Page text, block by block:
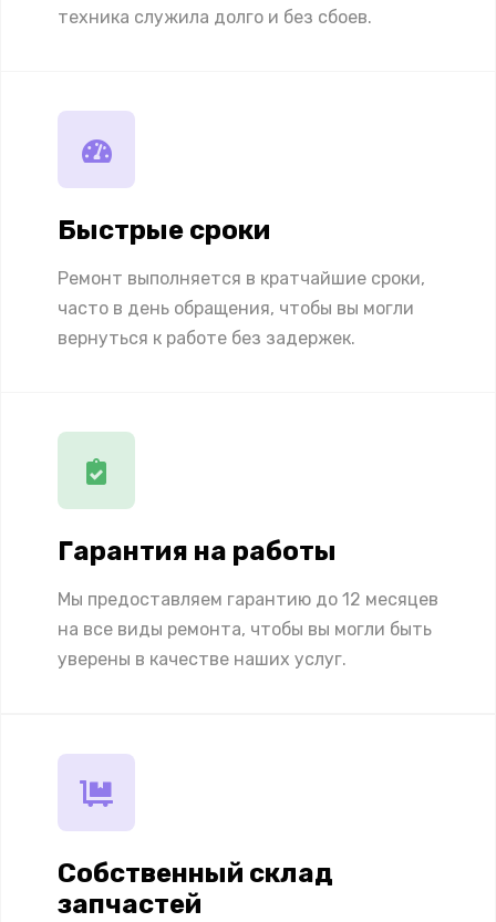
техника служила долго и без сбоев.
Быстрые сроки
Ремонт выполняется в кратчайшие сроки,
часто в день обращения, чтобы вы могли
вернуться к работе без задержек.
Гарантия на работы
Мы предоставляем гарантию до 12 месяцев
на все виды ремонта, чтобы вы могли быть
уверены в качестве наших услуг.
Собственный склад
запчастей